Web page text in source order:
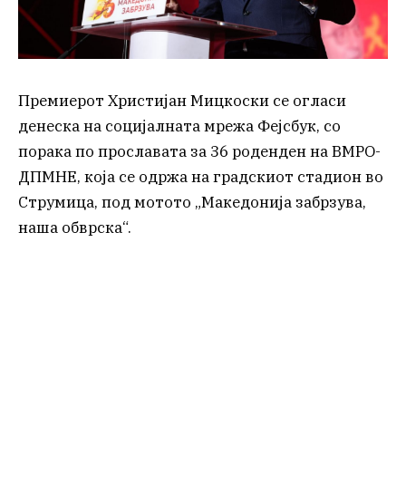
Премиерот Христијан Мицкоски се огласи
денеска на социјалната мрежа Фејсбук, со
порака по прославата за 36 роденден на ВМРО-
ДПМНЕ, која се одржа на градскиот стадион во
Струмица, под мотото „Македонија забрзува,
наша обврска“.